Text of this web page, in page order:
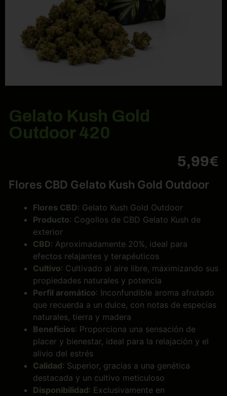
Gelato Kush Gold
Outdoor 420
5,99€
Flores CBD Gelato Kush Gold Outdoor
Flores CBD: Gelato Kush Gold Outdoor
Producto: Cogollos de CBD Gelato Kush de
exterior
CBD: Aproximadamente 20%, ideal para
efectos relajantes y terapéuticos
Cultivo: Cultivado al aire libre, maximizando sus
propiedades naturales y potencia
Perfil aromático: Inconfundible aroma afrutado
que recuerda a un dulce, con notas de especias
naturales, tierra y madera
Beneficios: Proporciona una sensación de
placer y bienestar, ideal para la relajación y el
alivio del estrés
Calidad: Superior, gracias a una genética
destacada y un cultivo meticuloso
Disponibilidad: Exclusivamente en